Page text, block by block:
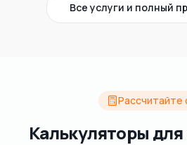
Все услуги и полный
Рассчитайте
Калькуляторы для